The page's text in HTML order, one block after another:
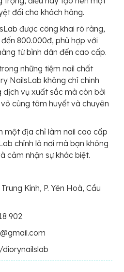
đối cho khách hàng.
được công khai rõ ràng,
800.000đ, phù hợp với
từ bình dân đến cao cấp.
những tiệm nail chất
NailsLab không chỉ chinh
dịch vụ xuất sắc mà còn bởi
cùng tâm huyết và chuyên
một địa chỉ làm nail cao cấp
chính là nơi mà bạn không
cảm nhận sự khác biệt.
Kính, P. Yên Hoà, Cầu
902